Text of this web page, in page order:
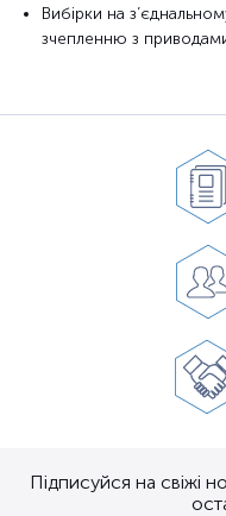
Вибірки на
зчепленню з
Підписуйся на свіжі